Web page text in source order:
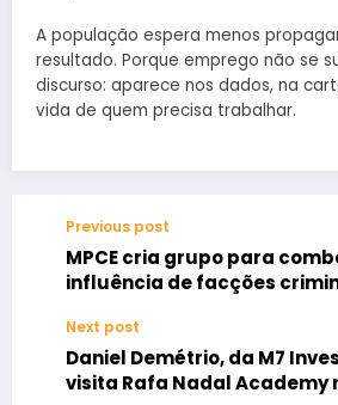
A população espera menos
resultado. Porque emprego não se
discurso: aparece nos dados, na
vida de quem precisa trabalhar.
Previous post
MPCE cria grupo para
influência de facções
Next post
Daniel Demétrio, da M7
visita Rafa Nadal Academy